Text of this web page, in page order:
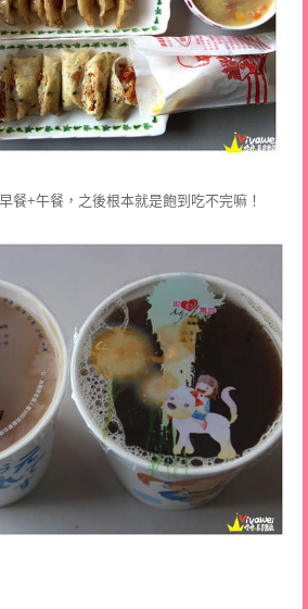
餐+午餐，之後根本就是飽到吃不完嘛！